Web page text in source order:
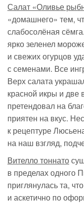
Салат «Оливье
«домашнего» тем,
слабосолёная
ярко зеленел
и свежих огурцов
с семенами. Все
Верх салата
красной икры и две
претендовал на
приятен на вкус.
к рецептуре
на наш взгляд,
Вителло тоннато
в пределах одного
приглянулась та,
и аскетично по